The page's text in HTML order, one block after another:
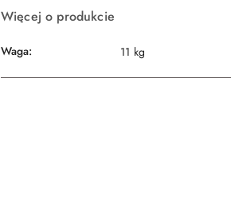
Więcej o produkcie
Waga: 11 kg